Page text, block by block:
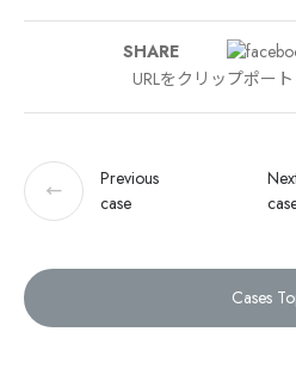
SHARE
URLをクリップポー
←
Previous
case
Cases